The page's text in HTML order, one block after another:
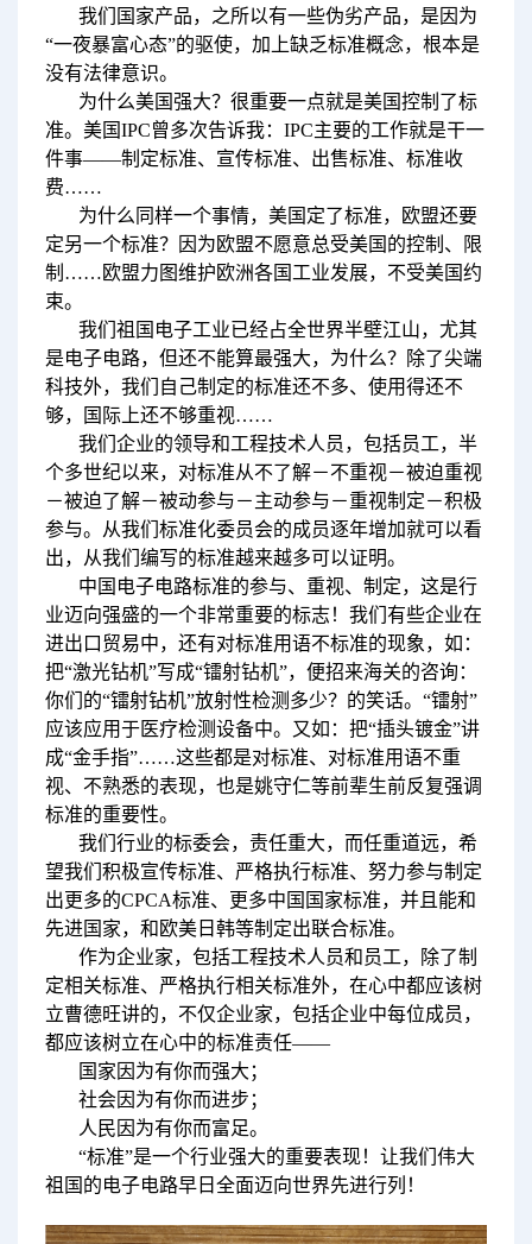
我们国家产品，之所以有一些伪劣产品，是因为
“一夜暴富心态”的驱使，加上缺乏标准概念，根本是
没有法律意识。
为什么美国强大？很重要一点就是美国控制了标
准。美国IPC曾多次告诉我：IPC主要的工作就是干一
件事——制定标准、宣传标准、出售标准、标准收
费……
为什么同样一个事情，美国定了标准，欧盟还要
定另一个标准？因为欧盟不愿意总受美国的控制、限
制……欧盟力图维护欧洲各国工业发展，不受美国约
束。
我们祖国电子工业已经占全世界半壁江山，尤其
是电子电路，但还不能算最强大，为什么？除了尖端
科技外，我们自己制定的标准还不多、使用得还不
够，国际上还不够重视……
我们企业的领导和工程技术人员，包括员工，半
个多世纪以来，对标准从不了解－不重视－被迫重视
－被迫了解－被动参与－主动参与－重视制定－积极
参与。从我们标准化委员会的成员逐年增加就可以看
出，从我们编写的标准越来越多可以证明。
中国电子电路标准的参与、重视、制定，这是行
业迈向强盛的一个非常重要的标志！我们有些企业在
进出口贸易中，还有对标准用语不标准的现象，如：
把“激光钻机”写成“镭射钻机”，便招来海关的咨询：
你们的“镭射钻机”放射性检测多少？的笑话。“镭射”
应该应用于医疗检测设备中。又如：把“插头镀金”讲
成“金手指”……这些都是对标准、对标准用语不重
视、不熟悉的表现，也是姚守仁等前辈生前反复强调
标准的重要性。
我们行业的标委会，责任重大，而任重道远，希
望我们积极宣传标准、严格执行标准、努力参与制定
出更多的CPCA标准、更多中国国家标准，并且能和
先进国家，和欧美日韩等制定出联合标准。
作为企业家，包括工程技术人员和员工，除了制
定相关标准、严格执行相关标准外，在心中都应该树
立曹德旺讲的，不仅企业家，包括企业中每位成员，
都应该树立在心中的标准责任——
国家因为有你而强大；
社会因为有你而进步；
人民因为有你而富足。
“标准”是一个行业强大的重要表现！让我们伟大
祖国的电子电路早日全面迈向世界先进行列！